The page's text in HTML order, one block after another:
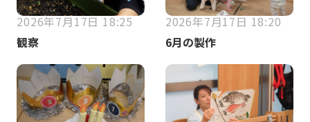
2026年7月17日 18:25
観察
2026年7月17日 18:20
6月の製作